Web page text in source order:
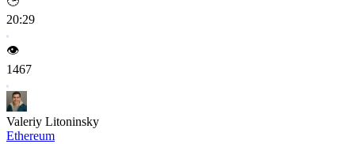
20:29
👁️
1467
Valeriy Litoninsky
Ethereum